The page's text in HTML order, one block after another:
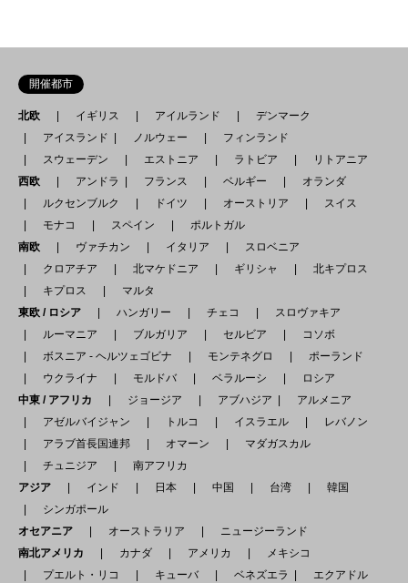
開催都市
北欧 イギリス アイルランド
デンマーク
アイスランド
ノルウェー
フィンランド
スウェーデン
エストニア ラトビア
リトアニア
西欧
アンドラ フランス ベルギー
オランダ
ルクセンブルク
ドイツ オーストリア
スイス
モナコ
スペイン
ポルトガル
南欧
ヴァチカン イタリア
スロベニア
クロアチア
北マケドニア ギリシャ
北キプロス
キプロス
マルタ
東欧 / ロシア
ハンガリー チェコ
スロヴァキア
ルーマニア
ブルガリア セルビア
コソボ
ボスニア - ヘルツェゴビナ
モンテネグロ
ポーランド
ウクライナ
モルドバ ベラルーシ
ロシア
中東 / アフリカ
ジョージア アブハジア
アルメニア
アゼルバイジャン
トルコ イスラエル
レバノン
アラブ首長国連邦
オマーン
マダガスカル
チュニジア
南アフリカ
アジア
インド 日本 中国 台湾
韓国
シンガポール
オセアニア
オーストラリア
ニュージーランド
南北アメリカ
カナダ アメリカ
メキシコ
プエルト・リコ
キューバ ベネズエラ
エクアドル